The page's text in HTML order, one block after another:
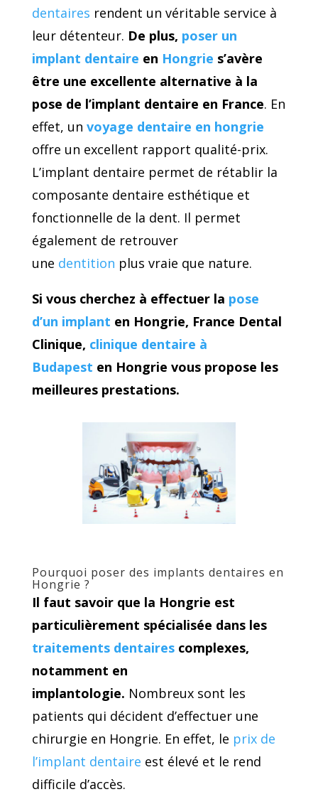
dentaires rendent un véritable service à
leur détenteur. De plus, poser un
implant dentaire en Hongrie s’avère
être une excellente alternative à la
pose de l’implant dentaire en France. En
effet, un voyage dentaire en hongrie
offre un excellent rapport qualité-prix.
L’implant dentaire permet de rétablir la
composante dentaire esthétique et
fonctionnelle de la dent. Il permet
également de retrouver
une dentition plus vraie que nature.
Si vous cherchez à effectuer la pose
d’un implant en Hongrie, France Dental
Clinique, clinique dentaire à
Budapest en Hongrie vous propose les
meilleures prestations.
Pourquoi poser des implants dentaires en
Hongrie ?
Il faut savoir que la Hongrie est
particulièrement spécialisée dans les
traitements dentairescomplexes,
notamment en
implantologie. Nombreux sont les
patients qui décident d’effectuer une
chirurgie en Hongrie. En effet, le prix de
l’implant dentaire est élevé et le rend
difficile d’accès.